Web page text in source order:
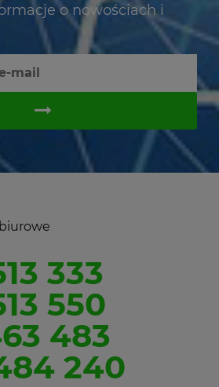
o nowościach i
333
550
483
240